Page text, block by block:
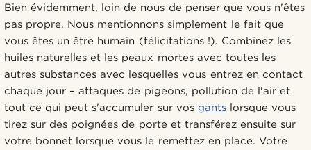
Bien évidemment, loin de nous de penser que vous n'êtes
pas propre. Nous mentionnons simplement le fait que
vous êtes un être humain (félicitations !). Combinez les
huiles naturelles et les peaux mortes avec toutes les
autres substances avec lesquelles vous entrez en contact
chaque jour – attaques de pigeons, pollution de l'air et
tout ce qui peut s'accumuler sur vos gantslorsque vous
tirez sur des poignées de porte et transférez ensuite sur
votre bonnet lorsque vous le remettez en place. Votre